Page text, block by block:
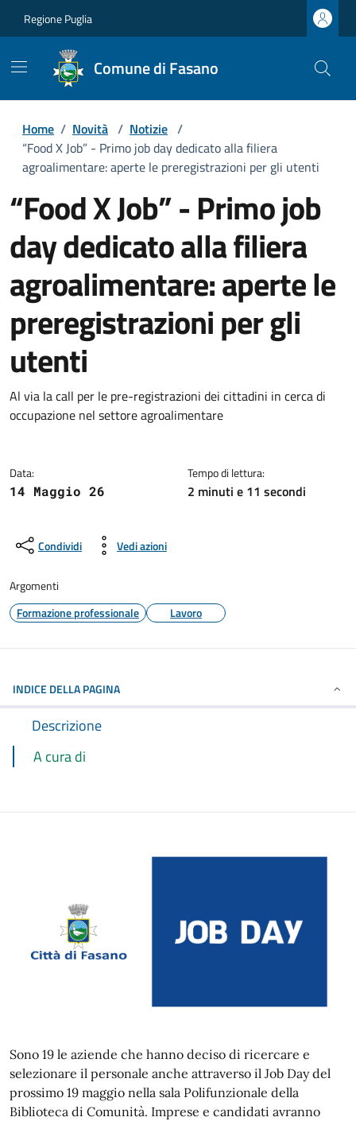
Regione Puglia
Comune di Fasano
Home / Novità / Notizie /
“Food X Job” - Primo job day dedicato alla filiera
agroalimentare: aperte le preregistrazioni per gli utenti
“Food X Job” - Primo job
day dedicato alla filiera
agroalimentare: aperte le
preregistrazioni per gli
utenti
Dettagli della notizia
Al via la call per le pre-registrazioni dei cittadini in cerca di
occupazione nel settore agroalimentare
Data:
14 Maggio 26
Tempo di lettura:
2 minuti e 11 secondi
Condividi Vedi azioni
Argomenti
Formazione professionale
Lavoro
INDICE DELLA PAGINA
Descrizione
A cura di
Sono 19 le aziende che hanno deciso di ricercare e
selezionare il personale anche attraverso il Job Day del
prossimo 19 maggio nella sala Polifunzionale della
Biblioteca di Comunità. Imprese e candidati avranno